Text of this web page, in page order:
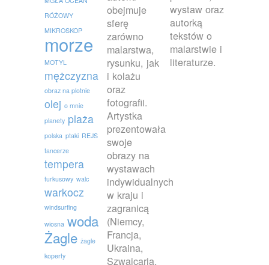
RÓŻOWY
MIKROSKOP
morze
MOTYL
mężczyzna
obraz na plotnie
olej o mnie
planety plaża
polska ptaki REJS
tancerze
tempera
turkusowy walc
warkocz
windsurfing
wiosna woda
Żagle żagle
koperty
obejmuje
sferę
zarówno
malarstwa,
rysunku, jak
i kolażu
oraz
fotografii.
Artystka
prezentowała
swoje
obrazy na
wystawach
indywidualnych
w kraju i
zagranicą
(Niemcy,
Francja,
Ukraina,
Szwajcaria,
wystaw oraz
autorką
tekstów o
malarstwie i
literaturze.